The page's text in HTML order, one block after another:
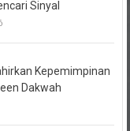
Dakwah